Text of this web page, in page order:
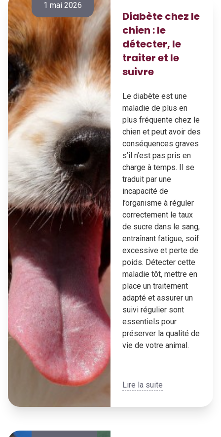
1 mai 2026
Diabète chez le
chien : le
détecter, le
traiter et le
suivre
Le diabète est une
maladie de plus en
plus fréquente chez le
chien et peut avoir des
conséquences graves
s’il n’est pas pris en
charge à temps. Il se
traduit par une
incapacité de
l’organisme à réguler
correctement le taux
de sucre dans le sang,
entraînant fatigue, soif
excessive et perte de
poids. Détecter cette
maladie tôt, mettre en
place un traitement
adapté et assurer un
suivi régulier sont
essentiels pour
préserver la qualité de
vie de votre animal.
Lire la suite